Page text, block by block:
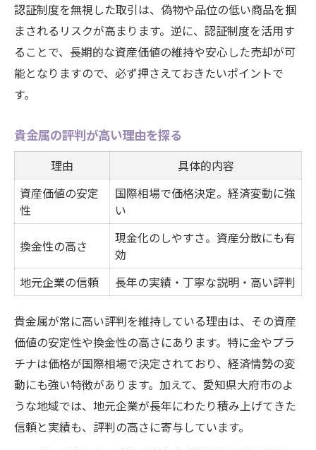
認証制度を無視した取引は、偽物や品位の低い商品を掴
まされるリスクが高まります。逆に、認証制度を活用す
ることで、長期的な資産価値の維持や安心した売却が可
能となりますので、必ず押さえておきたいポイントで
す。
貴金属の評判が高い理由を探る
理由
具体的内容
資産価値の安定
性
国際相場で価格決定。経済変動に強
い
換金性の高さ
現金化のしやすさ。資産分散にも有
効
地元企業の信頼
長年の実績・丁寧な説明・高い評判
貴金属が常に高い評判を維持している理由は、その資産
価値の安定性や換金性の高さにあります。特に金やプラ
チナは価格が国際相場で決定されており、経済情勢の変
動にも強い特徴があります。加えて、愛知県大府市のよ
うな地域では、地元企業が長年にわたり積み上げてきた
信頼と実績も、評判の高さに寄与しています。